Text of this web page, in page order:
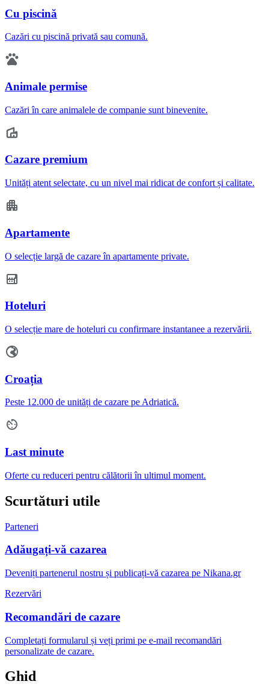
Cu piscină
Cazări cu piscină privată sau comună.
Animale permise
Cazări în care animalele de companie sunt binevenite.
Cazare premium
Unități atent selectate, cu un nivel mai ridicat de confort și calitate.
Apartamente
O selecție largă de cazare în apartamente private.
Hoteluri
O selecție mare de hoteluri cu confirmare instantanee a rezervării.
Croația
Peste 12.000 de unități de cazare pe Adriatică.
Last minute
Oferte cu reduceri pentru călătorii în ultimul moment.
Scurtături utile
Parteneri
Adăugați-vă cazarea
Deveniți partenerul nostru și publicați-vă cazarea pe Nikana.gr
Rezervări
Recomandări de cazare
Completați formularul și veți primi pe e-mail recomandări
personalizate de cazare.
Ghid